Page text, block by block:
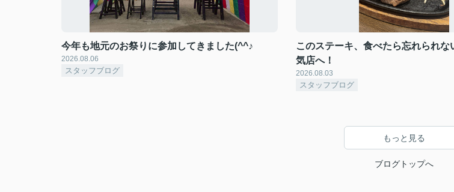
今年も地元のお祭りに参加してきました(^^♪
2026.08.06
スタッフブログ
このステーキ、食べたら忘れられな
気店へ！
2026.08.03
スタッフブログ
もっと見る
ブログトップへ